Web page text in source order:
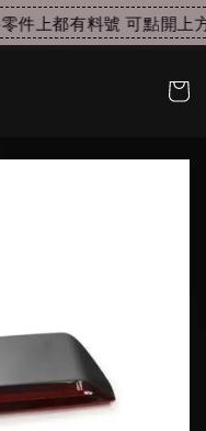
件上都有料號 可點開上